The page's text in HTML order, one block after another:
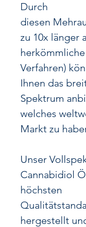
Durch
diesen
zu 10x länger
Verfahren)
Ihnen das
Spektrum
welches
Markt zu
Unser
Cannabidiol
höchsten
hergestellt